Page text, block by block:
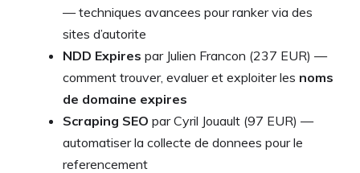
— techniques avancees pour ranker via des
sites d’autorite
NDD Expires par Julien Francon (237 EUR) —
comment trouver, evaluer et exploiter les noms
de domaine expires
Scraping SEO par Cyril Jouault (97 EUR) —
automatiser la collecte de donnees pour le
referencement